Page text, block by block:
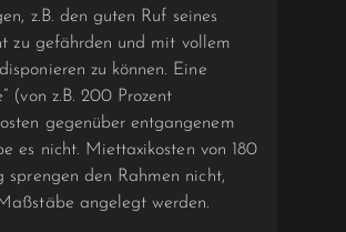
z.B. den guten Ruf seines
zu gefährden und mit vollem
zu können. Eine
(von z.B. 200 Prozent
gegenüber entgangenem
es nicht. Miettaxikosten von 180
sprengen den Rahmen nicht,
angelegt werden.